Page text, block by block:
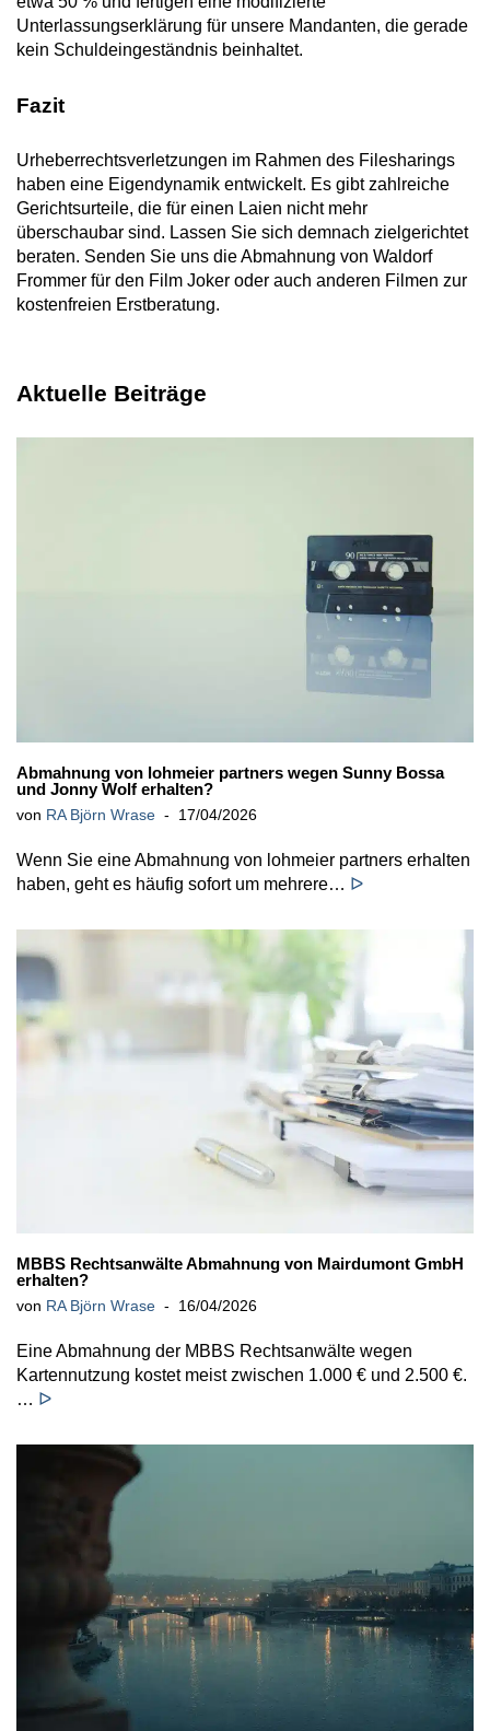
Unterlassungserklärung für unsere Mandanten, die gerade
kein Schuldeingeständnis beinhaltet.
Fazit
Urheberrechtsverletzungen im Rahmen des Filesharings
haben eine Eigendynamik entwickelt. Es gibt zahlreiche
Gerichtsurteile, die für einen Laien nicht mehr
überschaubar sind. Lassen Sie sich demnach zielgerichtet
beraten. Senden Sie uns die Abmahnung von Waldorf
Frommer für den Film Joker oder auch anderen Filmen zur
kostenfreien Erstberatung.
Aktuelle Beiträge
Abmahnung von lohmeier partners wegen Sunny Bossa
und Jonny Wolf erhalten?
von RA Björn Wrase 17/04/2026
Wenn Sie eine Abmahnung von lohmeier partners erhalten
haben, geht es häufig sofort um mehrere… ᐅ
MBBS Rechtsanwälte Abmahnung von Mairdumont GmbH
erhalten?
von RA Björn Wrase 16/04/2026
Eine Abmahnung der MBBS Rechtsanwälte wegen
Kartennutzung kostet meist zwischen 1.000 € und 2.500 €.
… ᐅ